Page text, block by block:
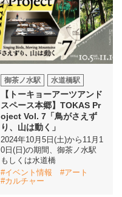
御茶ノ水駅 水道橋駅
【トーキョーアーツアンド
スペース本郷】TOKAS Pr
oject Vol. 7「鳥がさえず
り、山は動く」
2024年10月5日(土)から11月1
0日(日)の期間、御茶ノ水駅
もしくは水道橋
#イベント情報
#アート
#カルチャー